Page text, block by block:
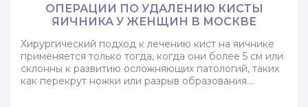
ОПЕРАЦИИ ПО УДАЛЕНИЮ КИСТЫ
ЯИЧНИКА У ЖЕНЩИН В МОСКВЕ
Хирургический подход к лечению кист на яичнике
применяется только тогда, когда они более 5 см или
склонны к развитию осложняющих патологий, таких
как перекрут ножки или разрыв образования….